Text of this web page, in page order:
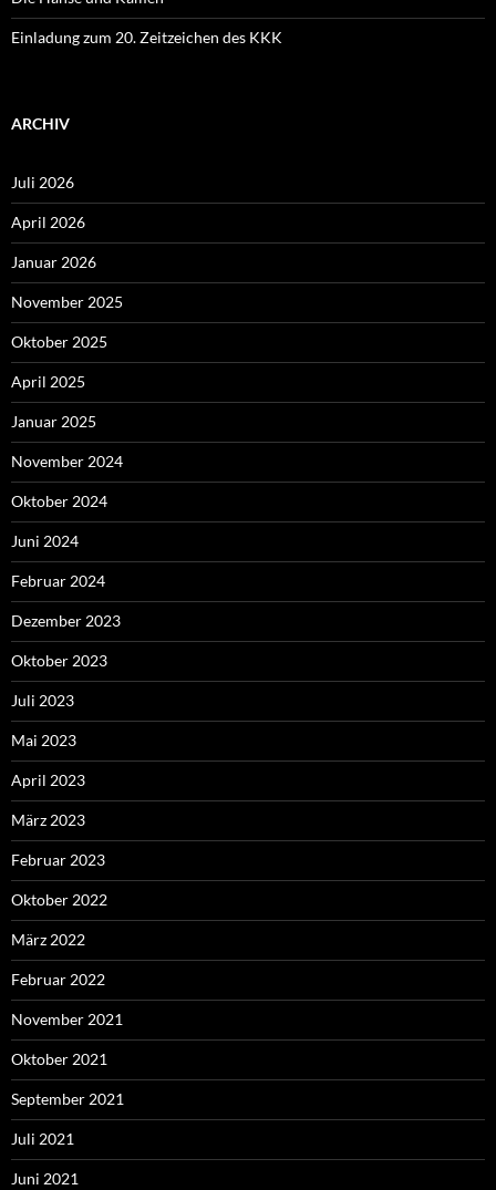
Einladung zum 20. Zeitzeichen des KKK
ARCHIV
Juli 2026
April 2026
Januar 2026
November 2025
Oktober 2025
April 2025
Januar 2025
November 2024
Oktober 2024
Juni 2024
Februar 2024
Dezember 2023
Oktober 2023
Juli 2023
Mai 2023
April 2023
März 2023
Februar 2023
Oktober 2022
März 2022
Februar 2022
November 2021
Oktober 2021
September 2021
Juli 2021
Juni 2021